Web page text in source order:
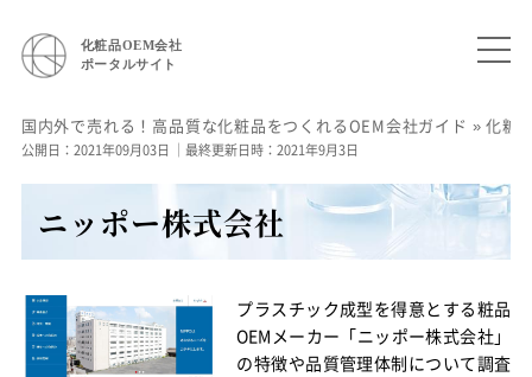
化粧品OEM会社
ポータルサイト
国内外で売れる！高品質な化粧品をつくれるOEM会社ガイド »化粧
公開日：2021年09月03日 ｜最終更新日時：2021年9月3日
ニッポー株式会社
プラスチック成型を得意とする粧品
OEMメーカー「ニッポー株式会社」
の特徴や品質管理体制について調査